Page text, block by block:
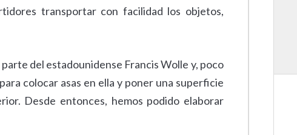
transportar con facilidad los objetos,
del estadounidense Francis Wolle y, poco
colocar asas en ella y poner una superficie
Desde entonces, hemos podido elaborar